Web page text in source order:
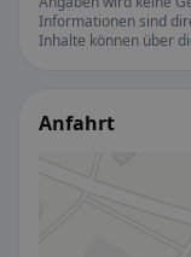
Informationen sind
Inhalte können über
Anfahrt